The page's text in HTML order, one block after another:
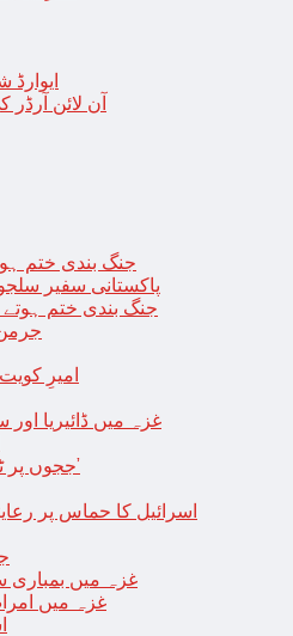
آن لائن
جنگ بندی ختم ہوتے
پاکستانی سفیر
جنگ بندی ختم ہوتے ہی
امیرِ کویت 86 سالہ شیخ نواف الاحمد کی اچانک طبیعت بگڑ گئی؛ اسپتال میں داخل
غزہ میں ڈائیریا
‘ججوں پر ٹرمپ کے حملے روکنے کا واحد طریقہ ہے کہ انہیں جیل میں ڈال دیا جائے’
اسرائیل کا حماس پر
غزہ میں
غزہ میں